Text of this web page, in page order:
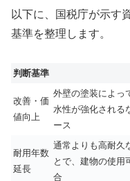
以下に、国税庁が示す
基準を整理します。
判断基準
改善・価
値向上
外壁の塗装によっ
水性が強化される
ース
耐用年数
延長
通常よりも高耐久
とで、建物の使用
合